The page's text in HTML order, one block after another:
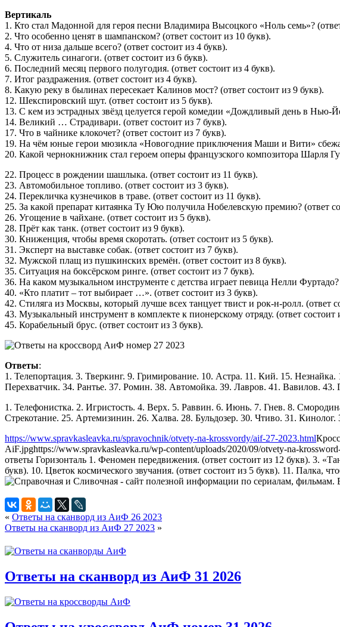
Вертикаль
1. Кто стал Мадонной для героя песни Владимира Высоцкого «Ноль семь»?
2. Что особенно ценят в шампанском? (ответ состоит из 10 букв).
4. Что от низа дальше всего? (ответ состоит из 4 букв).
5. Служитель синагоги. (ответ состоит из 6 букв).
6. Последний месяц первого полугодия. (ответ состоит из 4 букв).
7. Итог раздражения. (ответ состоит из 4 букв).
8. Какую реку в былинах пересекает Калинов мост? (ответ состоит из 9 букв).
12. Шекспировский шут. (ответ состоит из 5 букв).
13. С кем из эстрадных звёзд целуется герой комедии «Дождливый день в Нью-
14. Великий … Страдивари. (ответ состоит из 7 букв).
17. Что в чайнике клокочет? (ответ состоит из 7 букв).
19. На чём юные герои мюзикла «Новогодние приключения Маши и Вити»
20. Какой чернокнижник стал героем оперы французского композитора Шарля
22. Процесс в рождении шашлыка. (ответ состоит из 11 букв).
23. Автомобильное топливо. (ответ состоит из 3 букв).
24. Перекличка кузнечиков в траве. (ответ состоит из 11 букв).
25. За какой препарат китаянка Ту Юю получила Нобелевскую премию? (ответ
26. Угощение в чайхане. (ответ состоит из 5 букв).
28. Прёт как танк. (ответ состоит из 9 букв).
30. Книженция, чтобы время скоротать. (ответ состоит из 5 букв).
31. Эксперт на выставке собак. (ответ состоит из 7 букв).
32. Мужской плащ из пушкинских времён. (ответ состоит из 8 букв).
35. Ситуация на боксёрском ринге. (ответ состоит из 7 букв).
36. На каком музыкальном инструменте с детства играет певица Нелли Фуртадо?
40. «Кто платит – тот выбирает …». (ответ состоит из 3 букв).
42. Стиляга из Москвы, который лучше всех танцует твист и рок-н-ролл. (ответ
43. Музыкальный инструмент в комплекте к пионерскому отряду. (ответ состоит
45. Корабельный брус. (ответ состоит из 3 букв).
Ответы:
1. Телепортация. 3. Тверкинг. 9. Гримирование. 10. Астра. 11. Кий. 15.
Перехватчик. 34. Рантье. 37. Ромин. 38. Автомойка. 39. Лавров. 41. Вавилов.
1. Телефонистка. 2. Игристость. 4. Верх. 5. Раввин. 6. Июнь. 7. Гнев. 8.
Стрекотание. 25. Артемизинин. 26. Халва. 28. Бульдозер. 30. Чтиво. 31.
https://www.spravkasleavka.ru/spravochnik/otvety-na-krossvordy/aif-27-2023.html
AiF.jpghttps://www.spravkasleavka.ru/wp-content/uploads/2020/09/otvety-na-
ответы Горизонталь 1. Феномен передвижения. (ответ состоит из 12 букв). 3.
букв). 10. Цветок космического звучания. (ответ состоит из 5 букв). 11. Палка,
« Ответы на сканворд из АиФ 26 2023
Ответы на сканворд из АиФ 27 2023 »
Ответы на сканворд из АиФ 31 2026